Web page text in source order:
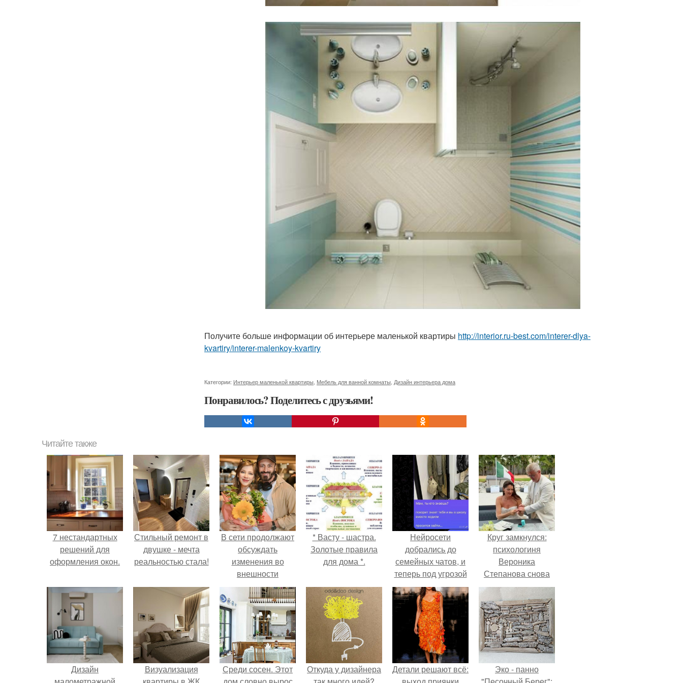
Получите больше информации об интерьере маленькой квартиры http://interior.ru-best.com/interer-dlya-
kvartiry/interer-malenkoy-kvartiry
Категории: Интерьер маленькой квартиры, Мебель для ванной комнаты, Дизайн интерьера дома
Понравилось? Поделитесь с друзьями!
Читайте также
7 нестандартных
решений для
оформления окон.
Стильный ремонт в
двушке - мечта
реальностью стала!
В сети продолжают
обсуждать
изменения во
внешности
актрисы.
* Васту - шастра.
Золотые правила
для дома *.
Нейросети
добрались до
семейных чатов, и
теперь под угрозой
мамины нервы.
Круг замкнулся:
психологиня
Вероника
Степанова снова
вышла замуж за
собственного
бывшего мужа.
Дизайн
Визуализация
Среди сосен. Этот
Откуда у дизайнера
Детали решают всё:
Эко - панно